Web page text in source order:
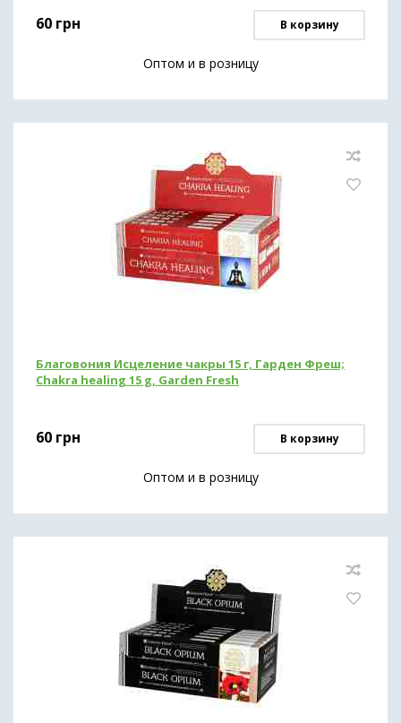
60 грн В корзину
Оптом и в розницу
Благовония Исцеление чакры 15 г, Гарден Фреш;
Chakra healing 15 g, Garden Fresh
60 грн В корзину
Оптом и в розницу